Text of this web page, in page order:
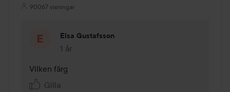
90067 visningar
Elsa Gustafsson
1 år
Kommentaren lades 1 år
Vilken färg
Gilla